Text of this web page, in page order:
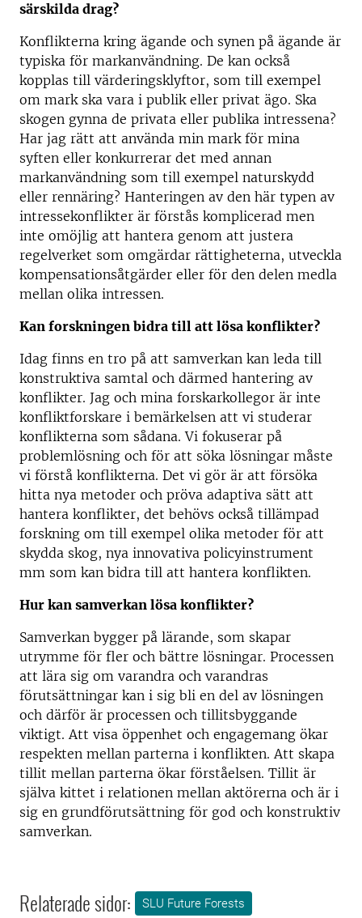
särskilda drag?
Konflikterna kring ägande och synen på ägande är
typiska för markanvändning. De kan också
kopplas till värderingsklyftor, som till exempel
om mark ska vara i publik eller privat ägo. Ska
skogen gynna de privata eller publika intressena?
Har jag rätt att använda min mark för mina
syften eller konkurrerar det med annan
markanvändning som till exempel naturskydd
eller rennäring? Hanteringen av den här typen av
intressekonflikter är förstås komplicerad men
inte omöjlig att hantera genom att justera
regelverket som omgärdar rättigheterna, utveckla
kompensationsåtgärder eller för den delen medla
mellan olika intressen.
Kan forskningen bidra till att lösa konflikter?
Idag finns en tro på att samverkan kan leda till
konstruktiva samtal och därmed hantering av
konflikter. Jag och mina forskarkollegor är inte
konfliktforskare i bemärkelsen att vi studerar
konflikterna som sådana. Vi fokuserar på
problemlösning och för att söka lösningar måste
vi förstå konflikterna. Det vi gör är att försöka
hitta nya metoder och pröva adaptiva sätt att
hantera konflikter, det behövs också tillämpad
forskning om till exempel olika metoder för att
skydda skog, nya innovativa policyinstrument
mm som kan bidra till att hantera konflikten.
Hur kan samverkan lösa konflikter?
Samverkan bygger på lärande, som skapar
utrymme för fler och bättre lösningar. Processen
att lära sig om varandra och varandras
förutsättningar kan i sig bli en del av lösningen
och därför är processen och tillitsbyggande
viktigt. Att visa öppenhet och engagemang ökar
respekten mellan parterna i konflikten. Att skapa
tillit mellan parterna ökar förståelsen. Tillit är
själva kittet i relationen mellan aktörerna och är i
sig en grundförutsättning för god och konstruktiv
samverkan.
Relaterade sidor: SLU Future Forests